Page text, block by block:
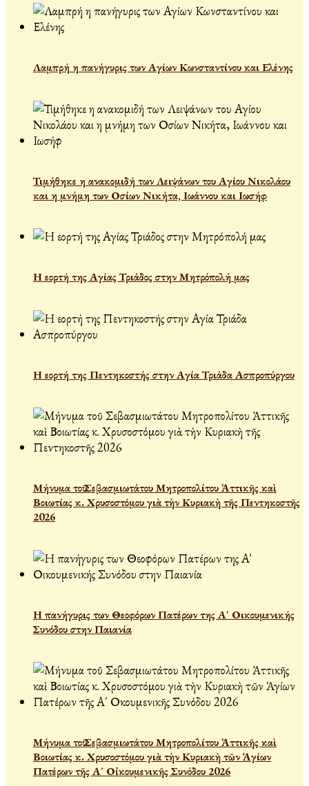
Λαμπρή η πανήγυρις των Αγίων Κωνσταντίνου και Ελένης
Τιμήθηκε η ανακομιδή των Λειψάνων του Αγίου Νικολάου
και η μνήμη των Οσίων Νικήτα, Ιωάννου και Ιωσήφ
Η εορτή της Αγίας Τριάδος στην Μητρόπολή μας
Η εορτή της Πεντηκοστής στην Αγία Τριάδα Ασπροπύργου
Μήνυμα τοῦ Σεβασμιωτάτου Μητροπολίτου Ἀττικῆς καὶ
Βοιωτίας κ. Χρυσοστόμου γιὰ τὴν Κυριακὴ τῆς Πεντηκοστῆς
2026
Η πανήγυρις των Θεοφόρων Πατέρων της Α' Οικουμενικής
Συνόδου στην Παιανία
Μήνυμα τοῦ Σεβασμιωτάτου Μητροπολίτου Ἀττικῆς καὶ
Βοιωτίας κ. Χρυσοστόμου γιὰ τὴν Κυριακὴ τῶν Ἁγίων
Πατέρων τῆς Α´ Οἰκουμενικῆς Συνόδου 2026